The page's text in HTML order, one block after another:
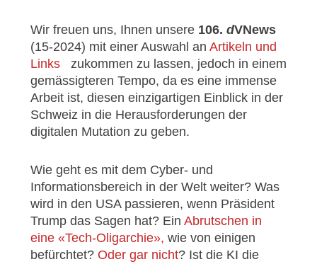
Wir freuen uns, Ihnen unsere 106. dVNews
(15-2024) mit einer Auswahl an Artikeln und
Linkszukommen zu lassen, jedoch in einem
gemässigteren Tempo, da es eine immense
Arbeit ist, diesen einzigartigen Einblick in der
Schweiz in die Herausforderungen der
digitalen Mutation zu geben.
Wie geht es mit dem Cyber- und
Informationsbereich in der Welt weiter? Was
wird in den USA passieren, wenn Präsident
Trump das Sagen hat? Ein Abrutschen in
eine «Tech-Oligarchie», wie von einigen
befürchtet? Oder gar nicht? Ist die KI die